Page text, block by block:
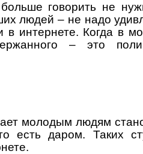
говорить не
людей – не надо
в интернете. Когда в
– это
молодым людям
есть даром. Таких